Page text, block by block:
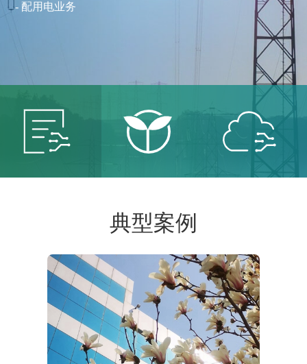
- 配用电业务
服务智
能电网
共创低
碳未来
智慧
保卫青
山绿水
共建美
丽中国
建设智
慧城市
共享智
能生活
典型案例